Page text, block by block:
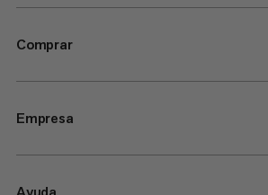
Comprar
Empresa